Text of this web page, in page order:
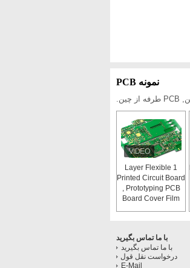
نمونه PCB
1 Layer Flexible
Printed Circuit Board
, Prototyping PCB
Board Cover Film
با ما تماس بگیرید
با ما تماس بگیرید
درخواست نقل قول
E-Mail